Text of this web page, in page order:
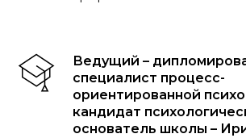
Ведущий –
специалист процесс-
ориентированной
кандидат
основатель школы –